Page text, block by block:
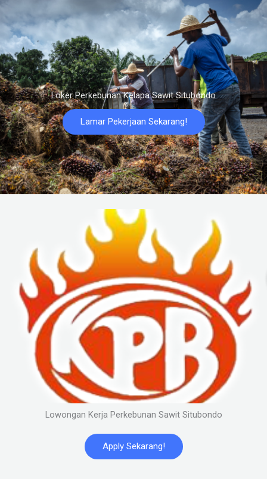
Loker Perkebunan Kelapa Sawit Situbondo
Lamar Pekerjaan Sekarang!
Lowongan Kerja Perkebunan Sawit Situbondo
Apply Sekarang!